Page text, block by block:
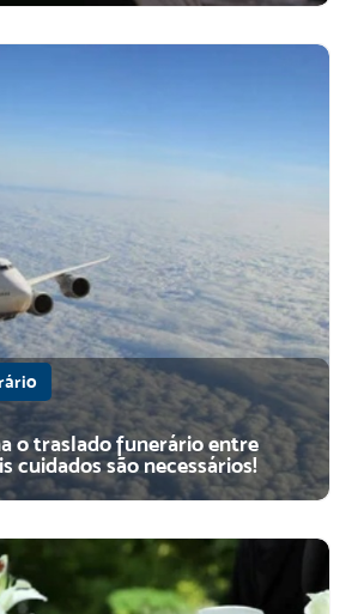
o traslado funerário entre
cuidados são necessários!